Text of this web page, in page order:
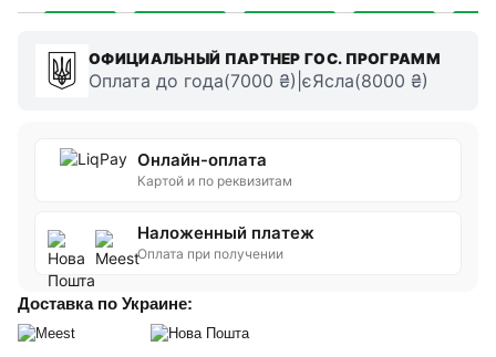
ОФИЦИАЛЬНЫЙ ПАРТНЕР ГОС. ПРОГРАММ
Оплата до года(7000 ₴)|єЯсла(8000 ₴)
Онлайн-оплата
Картой и по реквизитам
Наложенный платеж
Оплата при получении
Доставка по Украине: